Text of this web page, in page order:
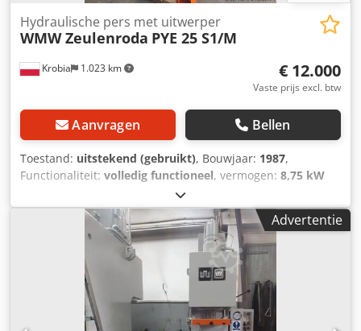
Krobia 1.023 km
Hydraulische pers met uitwerper
WMW Zeulenroda PYE 25 S1/M
€ 12.000
Vaste prijs excl. btw
Aanvragen Bellen
Toestand: uitstekend (gebruikt), Bouwjaar: 1987,
Functionaliteit: volledig functioneel, vermogen: 8,75 kW
, slaglengte:
werksnelheid:100 mm/s, achteruitrijsnelheid:450 mm/s,
630 mm, tafel lengte:500 mm, stempelplaat
450 mm , persplaatlengte:360 mm, vrije ruimte
tussen de kolommen:800 mm , totale lengte:
totale breedte:
, totale hoogte: 27.500 mm
totaalgewicht:
2.200 kg , slag van de matrijskussen:
, Hydraulische pers PYE 25 S1M met uitwerper.
Bouwjaar 1987. Fabrikant: VEB Wema Zeulenroda
Advertentie